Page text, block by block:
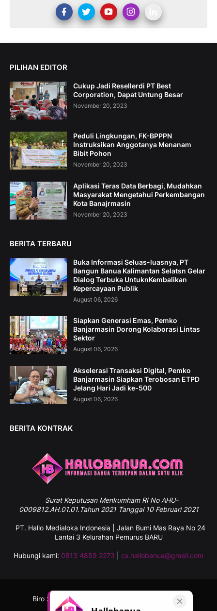
PILIHAN EDITOR
Cukup Jadi Resellerdi PT Best
Corporation, Dapat Untung Besar
November 20, 2023
Peduli Lingkungan, FK-BPPPN
Instruksikan Anggotanya Menanam
Bibit Pohon
November 20, 2023
Aplikasi Teras Data Berbagi, Mudahkan
Masyarakat Mengetahui Perkembangan
Kota Banajrmasin
November 20, 2023
BERITA TERBARU
Buka Informasi Seluas-luasnya, PT
Bangun Banua Kalimantan Selatsn Gelar
Dialog Terbuka UntuknKembalikan
Kepercayaan Publik
August 06, 2026
Siapkan Generasi Emas, Pemko
Banjarmasin Dorong Kolaborasi Lintas
Sektor
August 06, 2026
Akselerasi Transaksi Digital, Pemko
Banjarmasin Siapkan Terobosan ETPD
Jelang Hari Jadi ke-500
August 06, 2026
BERITA KONTRAK
SuratKeputusan Menkumham RI No AHU-
0009812.AH.01.01.Tahun 2021 Tanggal 10 Februari 2021
PT. Hallo Medialoka Indonesia | Jalan Bumi Mas Raya No 24
Lantai 3 Kelurahan Pemurus BARU
Hubungi kami: 0813 4859 2273 cs.hallobanua@gmail.com
Biro Sulawesi Selatan Kontak